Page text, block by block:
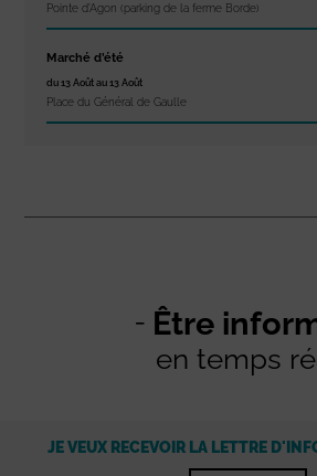
Pointe d'Agon (parking de la ferme Borde)
Marché d’été
du 13 Août au 13 Août
Place du Général de Gaulle
Être
en temps
JE VEUX RECEVOIR LA LETTRE